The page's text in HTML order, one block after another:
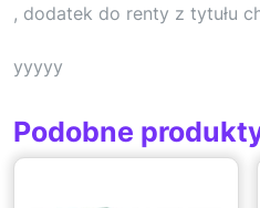
, dodatek do renty z tytułu
yyyyy
Podobne